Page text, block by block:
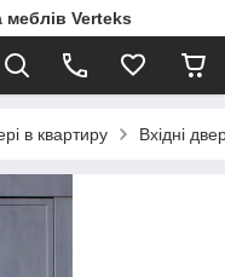
меблів Verteks
в квартиру Вхідні